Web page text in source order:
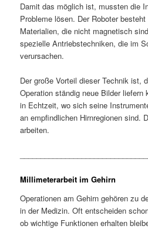
Damit das möglich ist, mussten die
Probleme lösen. Der Roboter
Materialien, die nicht magnetisch
spezielle Antriebstechniken, die im
verursachen.
Der große Vorteil dieser Technik ist,
Operation ständig neue Bilder liefern
in Echtzeit, wo sich seine
an empfindlichen Hirnregionen sind.
arbeiten.
Millimeterarbeit im Gehirn
Operationen am Gehirn gehören zu
in der Medizin. Oft entscheiden
ob wichtige Funktionen erhalten